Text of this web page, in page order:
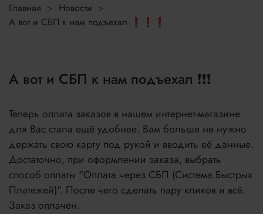
Главная
Новости
А вот и СБП к нам подъехал ❗❗❗
А вот и СБП к нам подъехал ❗❗❗
Теперь оплата заказов в нашем интернет-магазине
для Вас стала ещё удобнее. Вам больше не нужно
держать свою карту под рукой и вводить её данные.
Достаточно, при оформлении заказа, выбрать
способ оплаты "Оплата через СБП (Система Быстрых
Платежей)". После чего сделать пару кликов и всё.
Заказ оплачен.